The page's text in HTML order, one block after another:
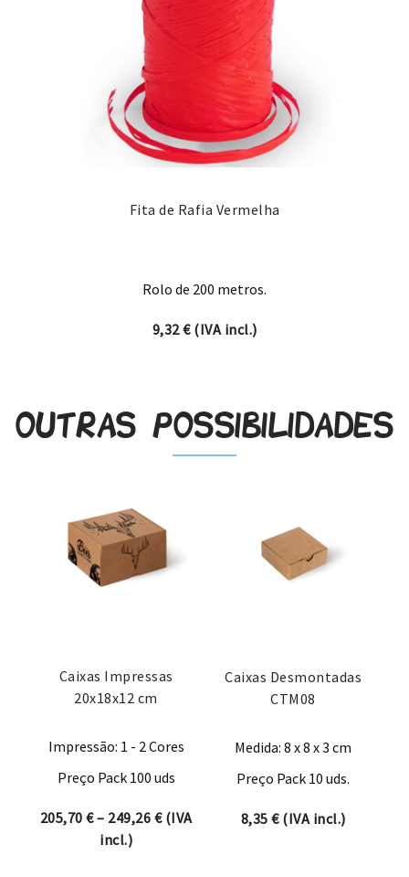
Fita de Rafia Vermelha
Rolo de 200 metros.
9,32€(IVA incl.)
Outras possibilidades
Caixas Impressas
20x18x12 cm
Impressão: 1 - 2 Cores
Preço Pack 100 uds
205,70 €– 249,26 €Price range: 205,70 € through 249,26
(IVA
incl.)
Caixas Desmontadas
CTM08
Medida: 8 x 8 x 3 cm
Preço Pack 10 uds.
8,35 €(IVA incl.)